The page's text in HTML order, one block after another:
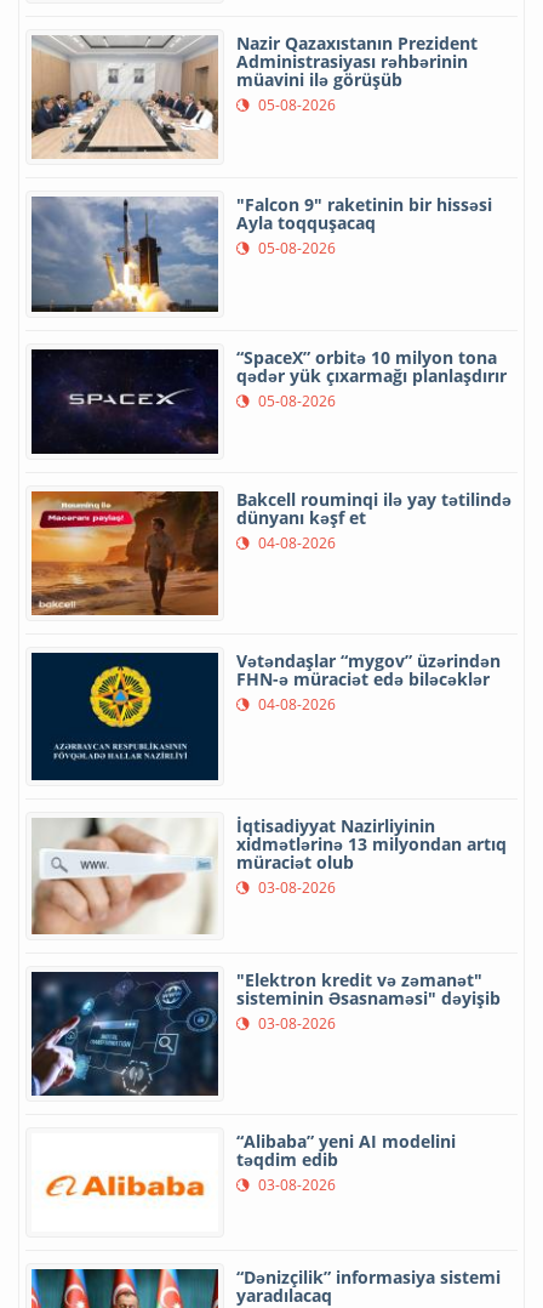
Nazir Qazaxıstanın Prezident
Administrasiyası rəhbərinin
müavini ilə görüşüb
05-08-2026
"Falcon 9" raketinin bir hissəsi
Ayla toqquşacaq
05-08-2026
“SpaceX” orbitə 10 milyon tona
qədər yük çıxarmağı planlaşdırır
05-08-2026
Bakcell rouminqi ilə yay tətilində
dünyanı kəşf et
04-08-2026
Vətəndaşlar “mygov” üzərindən
FHN-ə müraciət edə biləcəklər
04-08-2026
İqtisadiyyat Nazirliyinin
xidmətlərinə 13 milyondan artıq
müraciət olub
03-08-2026
"Elektron kredit və zəmanət"
sisteminin Əsasnaməsi" dəyişib
03-08-2026
“Alibaba” yeni AI modelini
təqdim edib
03-08-2026
“Dənizçilik” informasiya sistemi
yaradılacaq